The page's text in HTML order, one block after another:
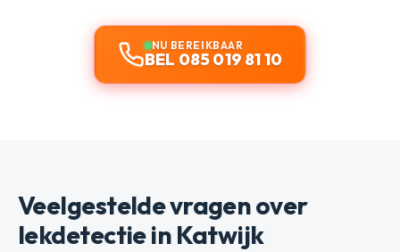
NU BEREIKBAAR
BEL 085 019 81 10
Veelgestelde vragen over
lekdetectie in Katwijk